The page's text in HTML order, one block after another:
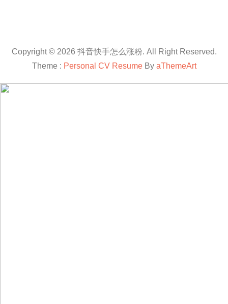
Copyright © 2026 抖音快手怎么涨粉. All Right Reserved.
Theme : Personal CV ResumeBy aThemeArt